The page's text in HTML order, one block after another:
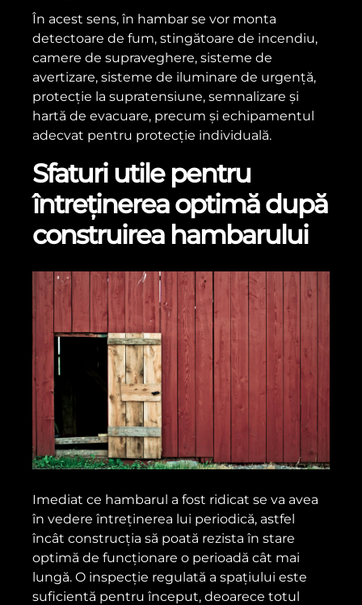
În acest sens, în hambar se vor monta
detectoare de fum, stingătoare de incendiu,
camere de supraveghere, sisteme de
avertizare, sisteme de iluminare de urgență,
protecție la supratensiune, semnalizare și
hartă de evacuare, precum și echipamentul
adecvat pentru protecție individuală.
Sfaturi utile pentru
întreținerea optimă după
construirea hambarului
Imediat ce hambarul a fost ridicat se va avea
în vedere întreținerea lui periodică, astfel
încât construcția să poată rezista în stare
optimă de funcționare o perioadă cât mai
lungă. O inspecție regulată a spațiului este
suficientă pentru început, deoarece totul